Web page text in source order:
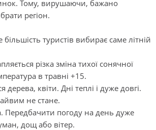
Тому, вирушаючи, бажано
регіон.
туристів вибирає саме літній
різка зміна тихої сонячної
в травні +15.
квіти. Дні теплі і дуже довгі.
не стане.
Передбачити погоду на день дуже
дощ або вітер.